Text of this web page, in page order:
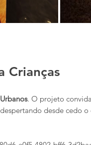
Crianças
. O projeto
desde cedo